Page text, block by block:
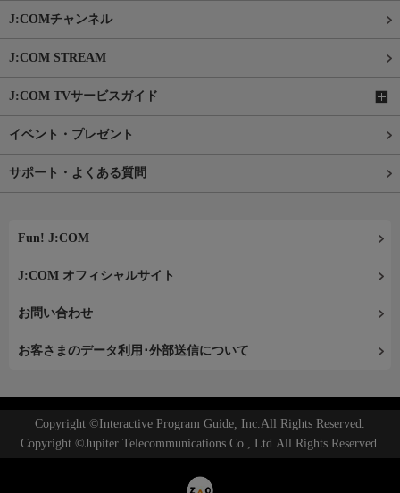
J:COMチャンネル
J:COM STREAM
J:COM TVサービスガイド
イベント・プレゼント
サポート・よくある質問
Fun! J:COM
J:COM オフィシャルサイト
お問い合わせ
お客さまのデータ利用･外部送信について
Copyright ©Interactive Program Guide, Inc.All Rights Reserved.
Copyright ©Jupiter Telecommunications Co., Ltd.All Rights Reserved.